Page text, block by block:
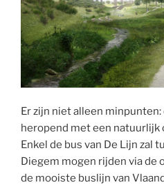
Er zijn niet alleen
heropend met een
Enkel de bus van De Lijn zal
Diegem mogen rijden via de
de mooiste buslijn van